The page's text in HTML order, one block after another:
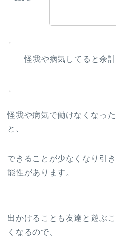
怪我や病気してると余計
怪我や病気で働けなくなっ
と、
できることが少なくなり引
能性があります。
出かけることも友達と遊ぶ
くなるので、